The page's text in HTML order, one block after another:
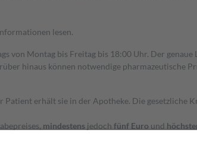
lesen.
von Montag bis Freitag bis 18:00 Uhr. Der
hinaus können notwendige pharmazeutische
erhält sie in der Apotheke. Die
mindestens jedoch fünf Euro und